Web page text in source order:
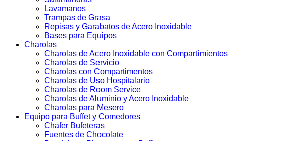
Lavamanos
Trampas de Grasa
Repisas y Garabatos de Acero Inoxidable
Bases para Equipos
Charolas
Charolas de Acero Inoxidable con Compartimientos
Charolas de Servicio
Charolas con Compartimentos
Charolas de Uso Hospitalario
Charolas de Room Service
Charolas de Aluminio y Acero Inoxidable
Charolas para Mesero
Equipo para Buffet y Comedores
Chafer Bufeteras
Fuentes de Chocolate